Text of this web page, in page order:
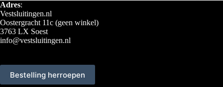
Adres:
Vestsluitingen.nl
Oostergracht 11c (geen winkel)
3763 LX Soest
info@vestsluitingen.nl
Bestelling herroepen